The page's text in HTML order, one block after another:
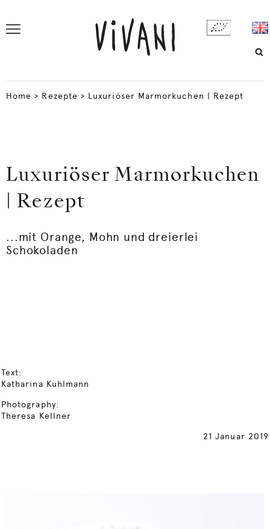
Home > Rezepte > Luxuriöser Marmorkuchen | Rezept
Luxuriöser Marmorkuchen
| Rezept
...mit Orange, Mohn und dreierlei
Schokoladen
Text:
Katharina Kuhlmann
Photography:
Theresa Kellner
21 Januar 2019